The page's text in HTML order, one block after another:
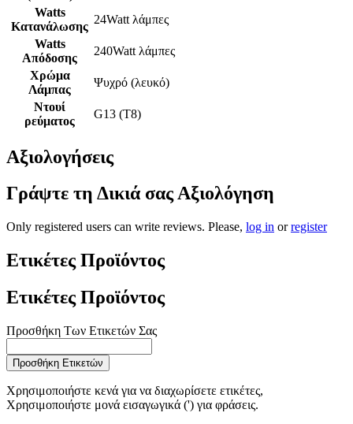
Watts
Κατανάλωσης
24Watt λάμπες
Watts
Απόδοσης
240Watt λάμπες
Χρώμα
Λάμπας
Ψυχρό (λευκό)
Ντουί
ρεύματος
G13 (T8)
Αξιολογήσεις
Γράψτε τη Δικιά σας Αξιολόγηση
Only registered users can write reviews. Please, log in orregister
Ετικέτες Προϊόντος
Ετικέτες Προϊόντος
Προσθήκη Των Ετικετών Σας
Προσθήκη Ετικετών
Χρησιμοποιήστε κενά για να διαχωρίσετε ετικέτες,
Χρησιμοποιήστε μονά εισαγωγικά (') για φράσεις.